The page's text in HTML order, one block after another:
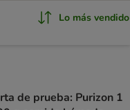
Lo más vendido
de prueba: Purizon 1